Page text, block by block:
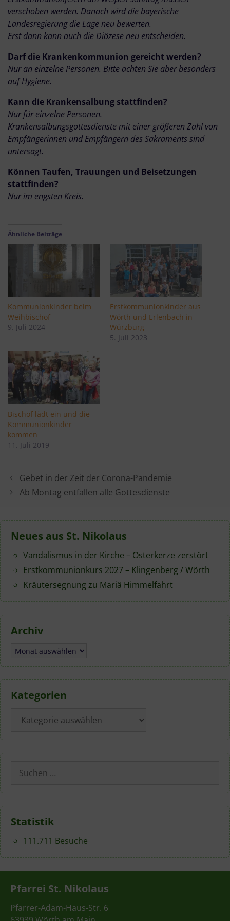
verschoben werden. Danach wird die bayerische
Landesregierung die Lage neu bewerten.
Erst dann kann auch die Diözese neu entscheiden.
Darf die Krankenkommunion gereicht werden?
Nur an einzelne Personen. Bitte achten Sie aber besonders
auf Hygiene.
Kann die Krankensalbung stattfinden?
Nur für einzelne Personen.
Krankensalbungsgottesdienste mit einer größeren Zahl von
Empfängerinnen und Empfängern des Sakraments sind
untersagt.
Können Taufen, Trauungen und Beisetzungen
stattfinden?
Nur im engsten Kreis.
Ähnliche Beiträge
Kommunionkinder beim
Weihbischof
9. Juli 2024
Erstkommunionkinder aus
Wörth und Erlenbach in
Würzburg
5. Juli 2023
Bischof lädt ein und die
Kommunionkinder
kommen
11. Juli 2019
Gebet in der Zeit der Corona-Pandemie
Ab Montag entfallen alle Gottesdienste
Neues aus St. Nikolaus
Vandalismus in der Kirche – Osterkerze zerstört
Erstkommunionkurs 2027 – Klingenberg / Wörth
Kräutersegnung zu Mariä Himmelfahrt
Archiv
Archiv
Kategorien
Suchen
nach:
Statistik
111.711 Besuche
Pfarrei St. Nikolaus
Pfarrer-Adam-Haus-Str. 6